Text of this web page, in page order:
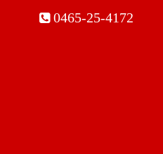
0465-25-4172